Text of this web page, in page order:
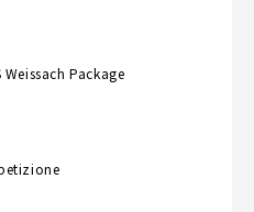
Package